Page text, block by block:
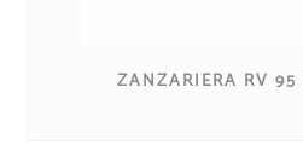
ZANZARIERA RV 95